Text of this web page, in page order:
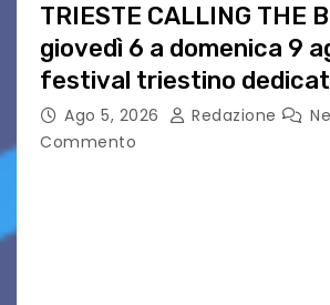
TRIESTE CALLING THE
giovedì 6 a domenica 9
festival triestino
Springsteen
Ago 5, 2026 Redazione
Commento